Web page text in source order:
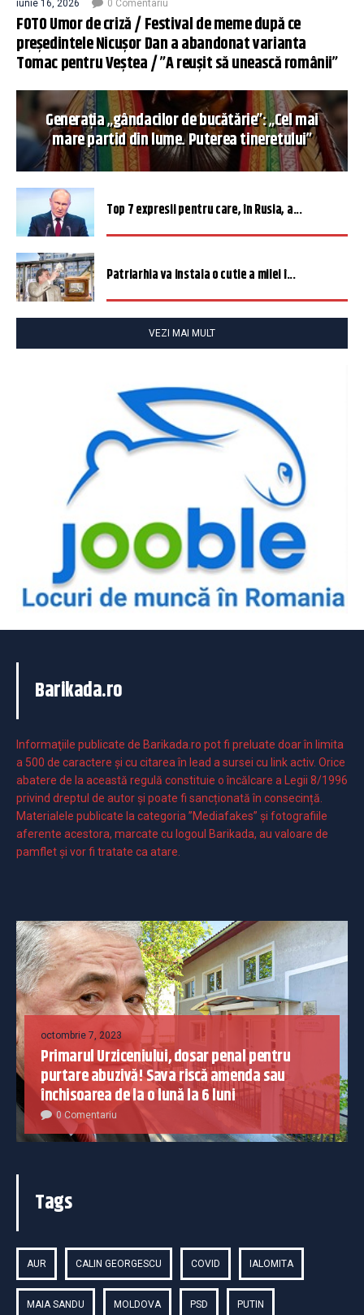
iunie 16, 2026 0 Comentariu
FOTO Umor de criză / Festival de meme după ce
președintele Nicușor Dan a abandonat varianta
Tomac pentru Veștea / ”A reușit să unească românii”
Generația „gândacilor de bucătărie”: „Cel mai
mare partid din lume. Puterea tineretului”
Top 7 expresii pentru care, în Rusia, a...
Patriarhia va instala o cutie a milei î...
VEZI MAI MULT
Barikada.ro
Informaţiile publicate de Barikada.ro pot fi preluate doar în limita
a 500 de caractere şi cu citarea în lead a sursei cu link activ. Orice
abatere de la această regulă constituie o încălcare a Legii 8/1996
privind dreptul de autor și poate fi sancționată în consecință.
Materialele publicate la categoria ”Mediafakes” și fotografiile
aferente acestora, marcate cu logoul Barikada, au valoare de
pamflet și vor fi tratate ca atare.
octombrie 7, 2023
Primarul Urziceniului, dosar penal pentru
purtare abuzivă! Sava riscă amenda sau
închisoarea de la o lună la 6 luni
0 Comentariu
Tags
AUR CALIN GEORGESCU COVID IALOMITA
MAIA SANDU MOLDOVA PSD PUTIN